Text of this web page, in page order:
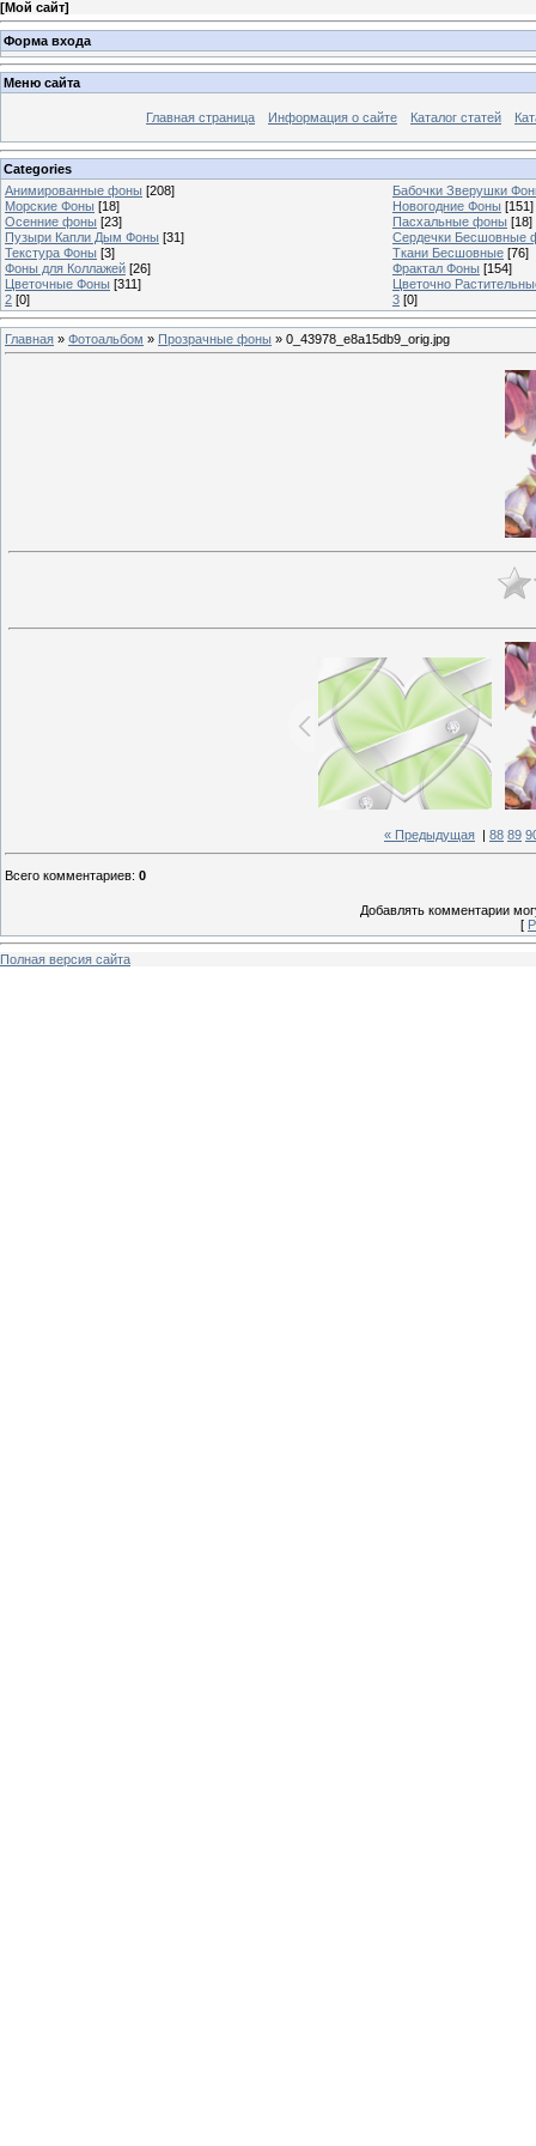
[Мой сайт]
Форма входа
Меню сайта
Главная страница Информация о сайте Каталог статей
Categories
Анимированные фоны [208]
Бабочки Зверушки
Морские Фоны [18] Новогодние Фоны [151]
Осенние фоны [23] Пасхальные фоны [18]
Пузыри Капли Дым Фоны [31]
Сердечки Бесшовные
Текстура Фоны [3] Ткани Бесшовные [76]
Фоны для Коллажей [26] Фрактал Фоны [154]
Цветочные Фоны [311]
Цветочно
2 [0] 3 [0]
Главная » Фотоальбом » Прозрачные фоны » 0_43978_e8a15db9_orig.jpg
« Предыдущая 88 89
Всего комментариев: 0
Добавлять комментарии
[
Полная версия сайта